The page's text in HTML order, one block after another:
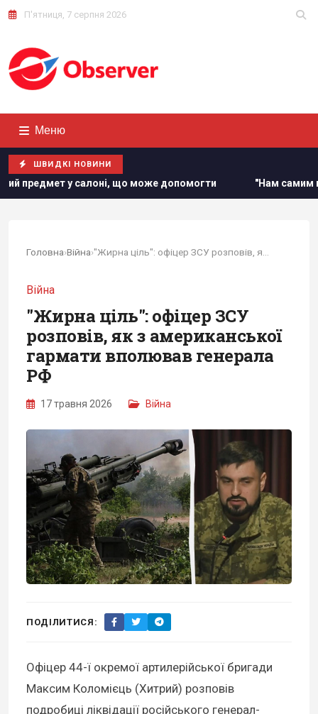
П'ятниця, 7 серпня 2026
Меню
ШВИДКІ НОВИНИ
що може допомогти "Нам самим потрібні": Трамп
Головна›Війна›
Війна
"Жирна ціль": офіцер ЗСУ
розповів, як з американської
гармати вполював генерала
РФ
17 травня 2026 Війна
ПОДІЛИТИСЯ:
Офіцер 44-ї окремої артилерійської бригади
Максим Коломієць (Хитрий) розповів
подробиці ліквідації російського генерал-